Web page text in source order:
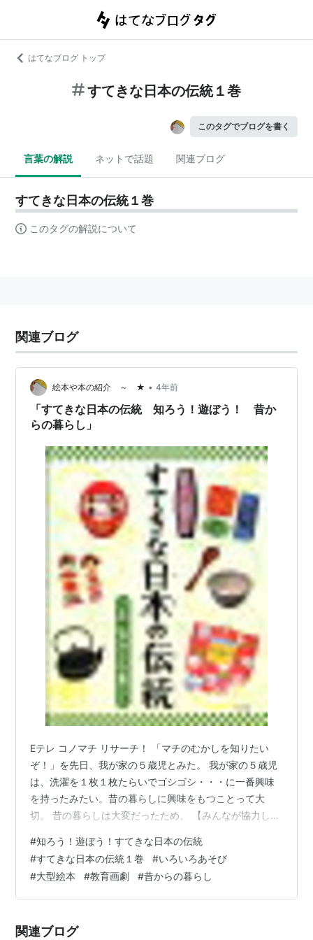
はてなブログ トップ
すてきな日本の伝統１巻
このタグでブログを書く
言葉の解説 ネットで話題 関連ブログ
すてきな日本の伝統１巻
このタグの解説について
関連ブログ
絵本や本の紹介 ～ ★ • 4年前
「すてきな日本の伝統 知ろう！遊ぼう！ 昔か
らの暮らし」
Eテレ コノマチ リサーチ！ 「マチのむかしを知りたい
ぞ！」を先日、我が家の５歳児とみた。 我が家の５歳児
は、洗濯を１枚１枚たらいでゴシゴシ・・・に一番興味
を持ったみたい。昔の暮らしに興味をもつことって大
切。 昔の暮らしは大変だったため、 【みんなが協力しな
いという思いと共に少しずつ変化していったこともわか
った。 NHK for Schoolで好きな時にみれるのが嬉しい。
https://www2.nhk.or.jp/school/movie/outline.cgi?
das_id=D0005120426_00000 【楽しいポイント♪】 ※
#知ろう！遊ぼう！すてきな日本の伝統
#すてきな日本の伝統１巻 #いろいろあそび
#大型絵本 #教育画劇 #昔からの暮らし
関連ブログ